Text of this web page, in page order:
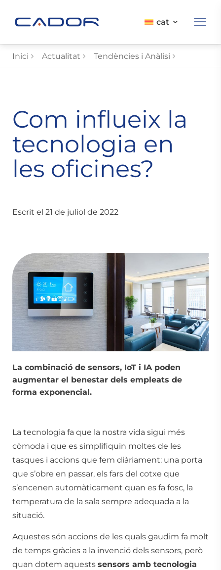
cat
Inici Actualitat Tendències i Anàlisi
Com influeix la
tecnologia en
les oficines?
Escrit el 21 de juliol de 2022
La combinació de sensors, IoT i IA poden
augmentar el benestar dels empleats de
forma exponencial.
La tecnologia fa que la nostra vida sigui més
còmoda i que es simplifiquin moltes de les
tasques i accions que fem diàriament: una porta
que s’obre en passar, els fars del cotxe que
s’encenen automàticament quan es fa fosc, la
temperatura de la sala sempre adequada a la
situació.
Aquestes són accions de les quals gaudim fa molt
de temps gràcies a la invenció dels sensors, però
quan dotem aquests sensors amb tecnologia